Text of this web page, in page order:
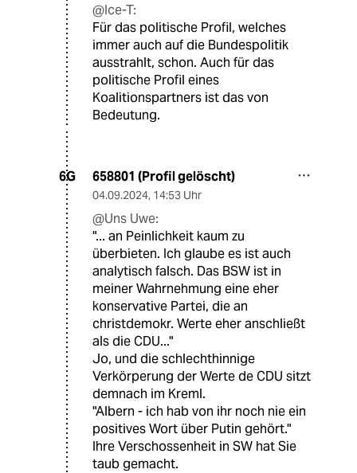
@Ice-T:
Für das politische Profil, welches
immer auch auf die Bundespolitik
ausstrahlt, schon. Auch für das
politische Profil eines
Koalitionspartners ist das von
Bedeutung.
6G 658801 (Profil gelöscht)
04.09.2024, 14:53 Uhr
@Uns Uwe:
"... an Peinlichkeit kaum zu
überbieten. Ich glaube es ist auch
analytisch falsch. Das BSW ist in
meiner Wahrnehmung eine eher
konservative Partei, die an
christdemokr. Werte eher anschließt
als die CDU..."
Jo, und die schlechthinnige
Verkörperung der Werte de CDU sitzt
demnach im Kreml.
"Albern - ich hab von ihr noch nie ein
positives Wort über Putin gehört."
Ihre Verschossenheit in SW hat Sie
taub gemacht.